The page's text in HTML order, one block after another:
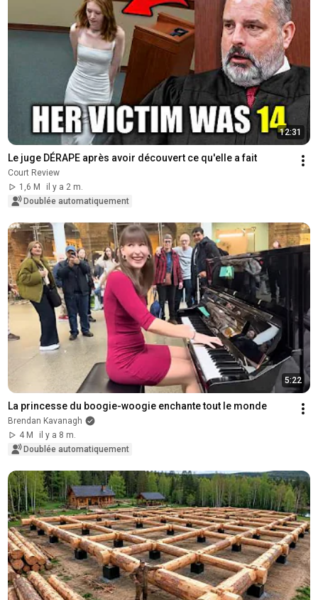
12:31
Le juge DÉRAPE après avoir découvert ce qu'elle a fait
Court Review
1,6 M
il y a 2 m.
Doublée automatiquement
5:22
La princesse du boogie-woogie enchante tout le monde
Brendan Kavanagh
4 M
il y a 8 m.
Doublée automatiquement